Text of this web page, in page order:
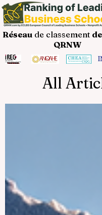
Réseau de classement de
QRNW
All